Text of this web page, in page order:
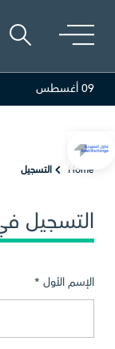
6.63
09 أغسطس
Home التسجيل
التسجيل
الإسم الأول *